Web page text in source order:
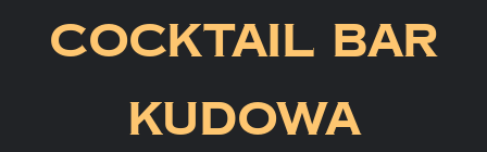
COCKTAIL BAR
KUDOWA